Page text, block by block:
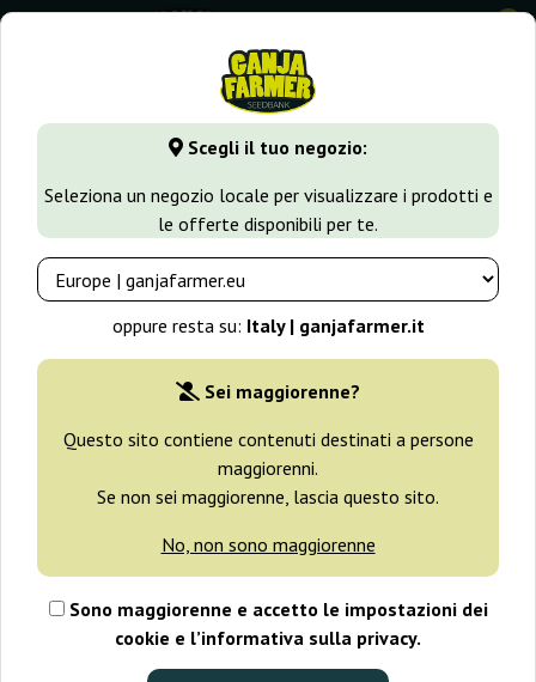
Scegli il tuo negozio:
Seleziona un negozio locale per visualizzare i prodotti e
le offerte disponibili per te.
oppure resta su: Italy | ganjafarmer.it
Sei maggiorenne?
Questo sito contiene contenuti destinati a persone
maggiorenni.
Se non sei maggiorenne, lascia questo sito.
No, non sono maggiorenne
Sono maggiorenne e accetto le impostazioni dei
cookie e l’informativa sulla privacy.
0
GanjaFarmer.it Tipi di Semi Semi di Cannabis Autofiorenti